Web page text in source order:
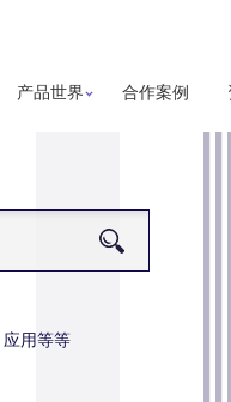
产品世界 合作案例
用等等